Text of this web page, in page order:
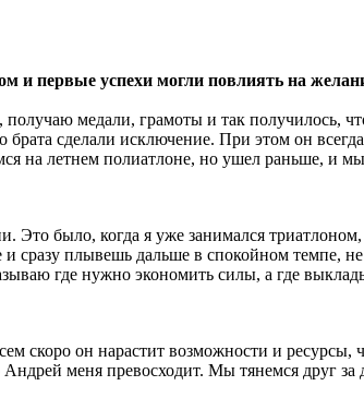
и первые успехи могли повлиять на
медали, грамоты и так получилось,
сделали исключение. При этом он
на летнем полиатлоне, но ушел раньше, и
было, когда я уже занимался
сразу плывешь дальше в спокойном темпе, не
где нужно экономить силы, а где
скоро он нарастит возможности и ресурсы,
меня превосходит. Мы тянемся друг за